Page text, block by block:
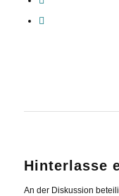
Hinterlasse
An der Diskussion